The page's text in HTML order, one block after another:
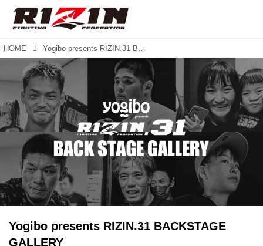
HOME Yogibo presents RIZIN.31 BACKSTAGE GALLERY
Yogibo presents RIZIN.31 BACKSTAGE
GALLERY